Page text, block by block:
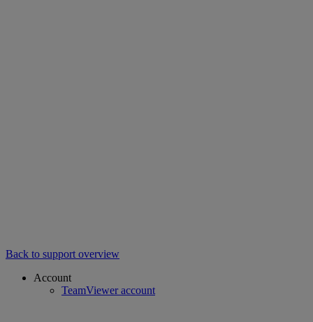
Back to support overview
Account
TeamViewer account